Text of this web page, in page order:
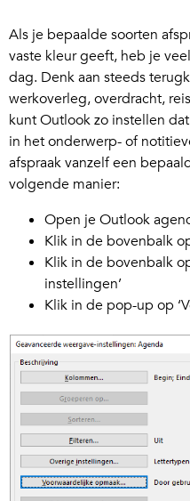
Als je bepaalde soorten
vaste kleur geeft, heb je
dag. Denk aan steeds
werkoverleg, overdracht,
kunt Outlook zo instellen
in het onderwerp- of
afspraak vanzelf een
volgende manier:
Open je Outlook
Klik in de bovenbalk
Klik in de bovenbalk
instellingen’
Klik in de pop-up op